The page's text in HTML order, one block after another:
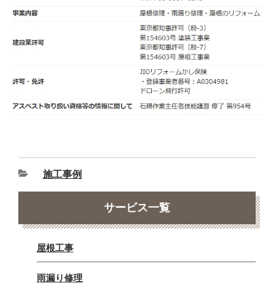
施工事例
サービス一覧
屋根工事
雨漏り修理